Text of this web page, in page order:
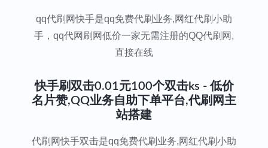
qq代刷网快手是qq免费代刷业务,网红代刷小助
手，qq代网刷网低价一家无需注册的QQ代刷网,
直接在线
快手刷双击0.01元100个双击ks - 低价
名片赞,QQ业务自助下单平台,代刷网主
站搭建
代刷网快手双击是qq免费代刷业务,网红代刷小助